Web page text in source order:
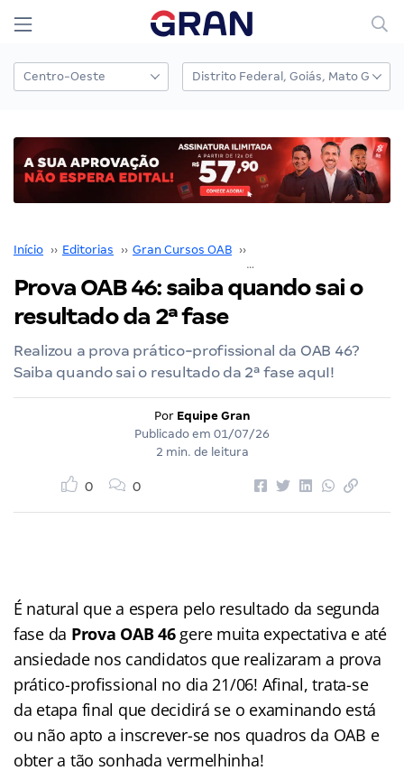
Início ›› Editorias ›› Gran Cursos OAB ››
Prova OAB 46: saiba quando sai o
resultado da 2ª fase
Realizou a prova prático-profissional da OAB 46?
Saiba quando sai o resultado da 2ª fase aquI!
Por Equipe Gran
Publicado em 01/07/26
2 min. de leitura
0 0
É natural que a espera pelo resultado da segunda
fase da Prova OAB 46gere muita expectativa e até
ansiedade nos candidatos que realizaram a prova
prático-profissional no dia 21/06! Afinal, trata-se
da etapa final que decidirá se o examinando está
ou não apto a inscrever-se nos quadros da OAB e
obter a tão sonhada vermelhinha!